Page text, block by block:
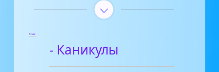
Блог
- Каникулы